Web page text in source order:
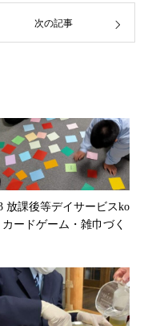
次の記事
放課後等デイサービスko
カードゲーム・雑巾づく